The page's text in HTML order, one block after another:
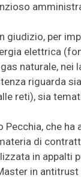
giudizio, per
elettrica
naturale, nei
riguarda
reti), sia
che ha
di
in appalti
in